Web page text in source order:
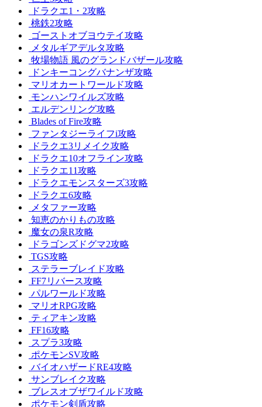
ドラクエ1・2攻略
桃鉄2攻略
ゴーストオブヨウテイ攻略
メタルギアデルタ攻略
牧場物語 風のグランドバザール攻略
ドンキーコングバナンザ攻略
マリオカートワールド攻略
モンハンワイルズ攻略
エルデンリング攻略
Blades of Fire攻略
ファンタジーライフi攻略
ドラクエ3リメイク攻略
ドラクエ10オフライン攻略
ドラクエ11攻略
ドラクエモンスターズ3攻略
ドラクエ6攻略
メタファー攻略
知恵のかりもの攻略
魔女の泉R攻略
ドラゴンズドグマ2攻略
TGS攻略
ステラーブレイド攻略
FF7リバース攻略
パルワールド攻略
マリオRPG攻略
ティアキン攻略
FF16攻略
スプラ3攻略
ポケモンSV攻略
バイオハザードRE4攻略
サンブレイク攻略
ブレスオブザワイルド攻略
ポケモン剣盾攻略